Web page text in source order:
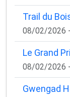
Trail du
08/02/2026
Le Grand
08/02/2026
Gwengad